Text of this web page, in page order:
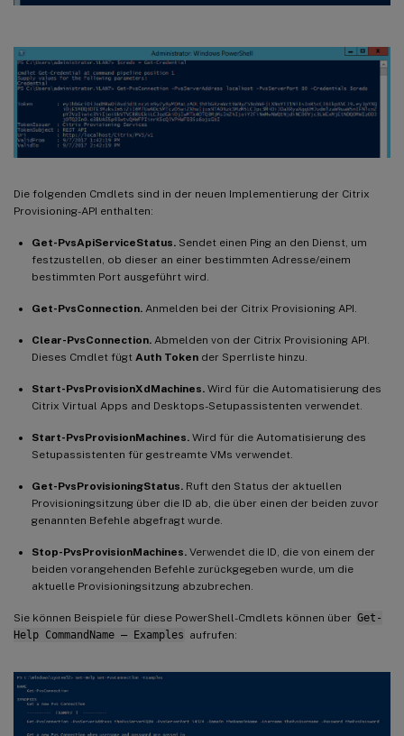
Die folgenden Cmdlets sind in der neuen Implementierung der Citrix
Provisioning-API enthalten:
Get-PvsApiServiceStatus. Sendet einen Ping an den Dienst, um
festzustellen, ob dieser an einer bestimmten Adresse/einem
bestimmten Port ausgeführt wird.
Get-PvsConnection. Anmelden bei der Citrix Provisioning API.
Clear-PvsConnection. Abmelden von der Citrix Provisioning API.
Dieses Cmdlet fügt Auth Token der Sperrliste hinzu.
Start-PvsProvisionXdMachines. Wird für die Automatisierung des
Citrix Virtual Apps and Desktops-Setupassistenten verwendet.
Start-PvsProvisionMachines. Wird für die Automatisierung des
Setupassistenten für gestreamte VMs verwendet.
Get-PvsProvisioningStatus. Ruft den Status der aktuellen
Provisioningsitzung über die ID ab, die über einen der beiden zuvor
genannten Befehle abgefragt wurde.
Stop-PvsProvisionMachines. Verwendet die ID, die von einem der
beiden vorangehenden Befehle zurückgegeben wurde, um die
aktuelle Provisioningsitzung abzubrechen.
Sie können Beispiele für diese PowerShell-Cmdlets können über Get-
Help CommandName – Examples aufrufen: